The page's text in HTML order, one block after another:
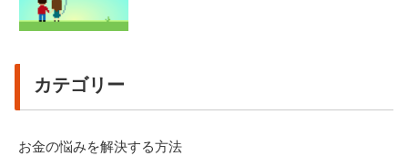
カテゴリー
お金の悩みを解決する方法